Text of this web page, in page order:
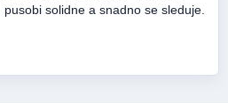
solidne a snadno se sleduje.